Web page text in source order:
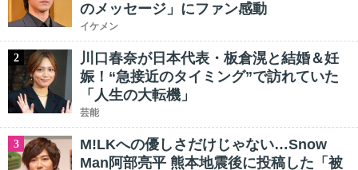
のメッセージ」にファン感動
イケメン
2
川口春奈が日本代表・板倉滉と結婚＆妊
娠！“急接近のタイミング”で訪れていた
「人生の大転機」
芸能
3
M!LKへの優しさだけじゃない…Snow
Man阿部亮平 熊本地震後に投稿した「被